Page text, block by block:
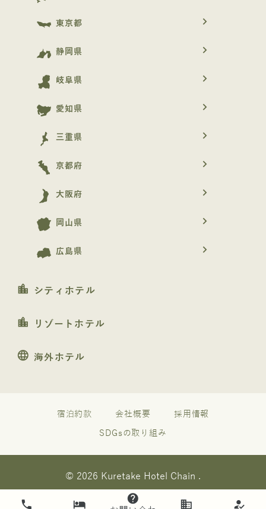
東京都 navigate_next
静岡県 navigate_next
岐阜県 navigate_next
愛知県 navigate_next
三重県 navigate_next
京都府 navigate_next
大阪府 navigate_next
岡山県 navigate_next
広島県 navigate_next
location_city シティホテル
location_city リゾートホテル
language 海外ホテル
宿泊約款 会社概要 採用情報
SDGsの取り組み
© 2026 Kuretake Hotel Chain .
phone hotel help business how_to_reg